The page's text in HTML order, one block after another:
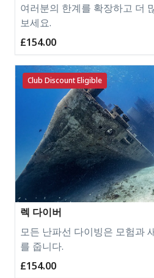
여러분의 한계를 확장하고 더
보세요.
£154.00
Club Discount Eligible
렉 다이버
모든 난파선 다이빙은 모험과
를 줍니다.
£154.00